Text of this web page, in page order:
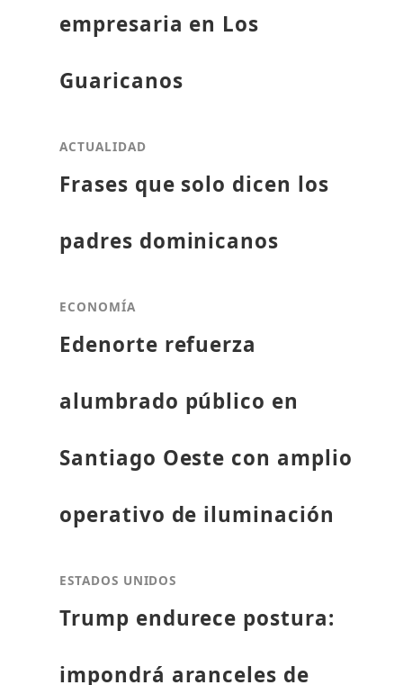
empresaria en Los
Guaricanos
ACTUALIDAD
Frases que solo dicen los
padres dominicanos
ECONOMÍA
Edenorte refuerza
alumbrado público en
Santiago Oeste con amplio
operativo de iluminación
ESTADOS UNIDOS
Trump endurece postura:
impondrá aranceles de